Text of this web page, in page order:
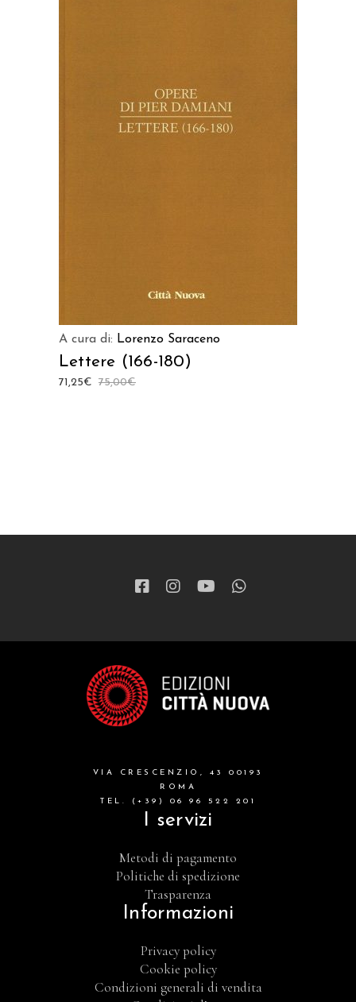
AGGIUNGI AL CARRELLO
A cura di: Lorenzo Saraceno
Lettere (166-180)
75,00€
71,25€
VIA CRESCENZIO, 43 00193
ROMA
TEL. (+39) 06 96 522 201
I servizi
Metodi di pagamento
Politiche di spedizione
Trasparenza
Informazioni
Privacy policy
Cookie policy
Condizioni generali di vendita